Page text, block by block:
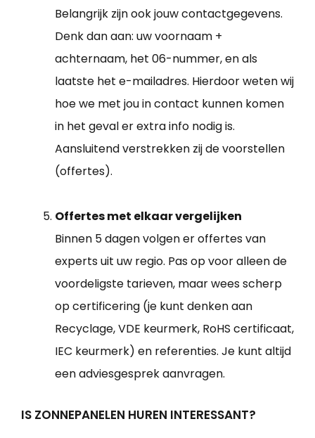
Belangrijk zijn ook jouw contactgegevens.
Denk dan aan: uw voornaam +
achternaam, het 06-nummer, en als
laatste het e-mailadres. Hierdoor weten wij
hoe we met jou in contact kunnen komen
in het geval er extra info nodig is.
Aansluitend verstrekken zij de voorstellen
(offertes).
Offertes met elkaar vergelijken
Binnen 5 dagen volgen er offertes van
experts uit uw regio. Pas op voor alleen de
voordeligste tarieven, maar wees scherp
op certificering (je kunt denken aan
Recyclage, VDE keurmerk, RoHS certificaat,
IEC keurmerk) en referenties. Je kunt altijd
een adviesgesprek aanvragen.
IS ZONNEPANELEN HUREN INTERESSANT?